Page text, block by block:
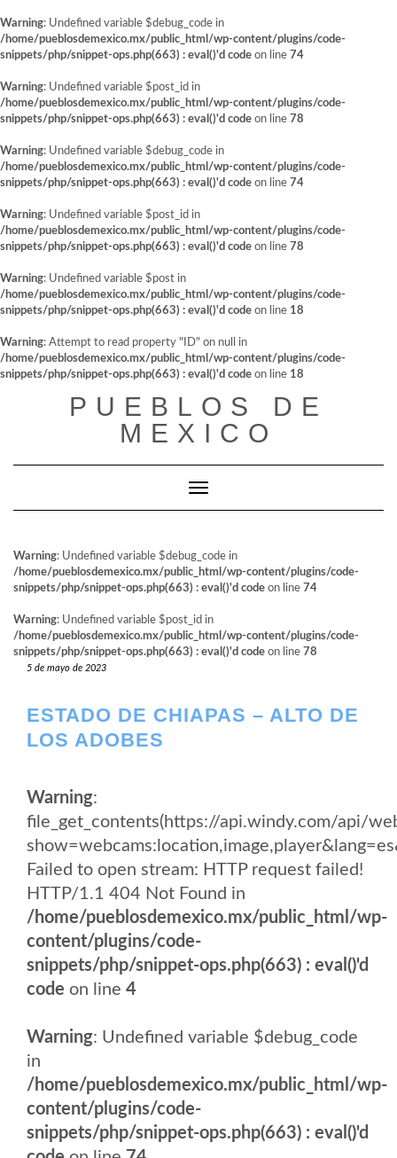
Warning: Undefined variable $debug_code in
/home/pueblosdemexico.mx/public_html/wp-content/plugins/code-
snippets/php/snippet-ops.php(663) : eval()'d code on line 74
Warning: Undefined variable $post_id in
/home/pueblosdemexico.mx/public_html/wp-content/plugins/code-
snippets/php/snippet-ops.php(663) : eval()'d code on line 78
Warning: Undefined variable $debug_code in
/home/pueblosdemexico.mx/public_html/wp-content/plugins/code-
snippets/php/snippet-ops.php(663) : eval()'d code on line 74
Warning: Undefined variable $post_id in
/home/pueblosdemexico.mx/public_html/wp-content/plugins/code-
snippets/php/snippet-ops.php(663) : eval()'d code on line 78
Warning: Undefined variable $post in
/home/pueblosdemexico.mx/public_html/wp-content/plugins/code-
snippets/php/snippet-ops.php(663) : eval()'d code on line 18
Warning: Attempt to read property "ID" on null in
/home/pueblosdemexico.mx/public_html/wp-content/plugins/code-
snippets/php/snippet-ops.php(663) : eval()'d code on line 18
PUEBLOS DE
MEXICO
Cambiar modo de navegación
Warning: Undefined variable $debug_code in
/home/pueblosdemexico.mx/public_html/wp-content/plugins/code-
snippets/php/snippet-ops.php(663) : eval()'d code on line 74
Warning: Undefined variable $post_id in
/home/pueblosdemexico.mx/public_html/wp-content/plugins/code-
snippets/php/snippet-ops.php(663) : eval()'d code on line 78
5 de mayo de 2023
ESTADO DE CHIAPAS – ALTO DE
LOS ADOBES
Warning:
file_get_contents(https://api.windy.com/api/
Failed to open stream: HTTP request failed!
HTTP/1.1 404 Not Found in
/home/pueblosdemexico.mx/public_html/wp-
content/plugins/code-
snippets/php/snippet-ops.php(663) : eval()'d
code on line 4
Warning: Undefined variable $debug_code
in
/home/pueblosdemexico.mx/public_html/wp-
content/plugins/code-
snippets/php/snippet-ops.php(663) : eval()'d